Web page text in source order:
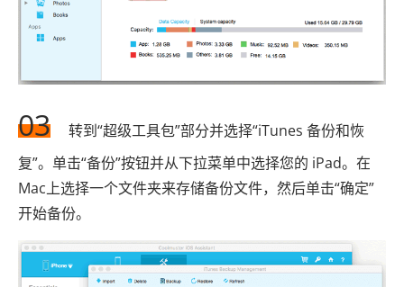
03
转到“超级工具包”部分并选择“iTunes 备份和恢
复”。单击“备份”按钮并从下拉菜单中选择您的 iPad。在
Mac上选择一个文件夹来存储备份文件，然后单击“确定”
开始备份。